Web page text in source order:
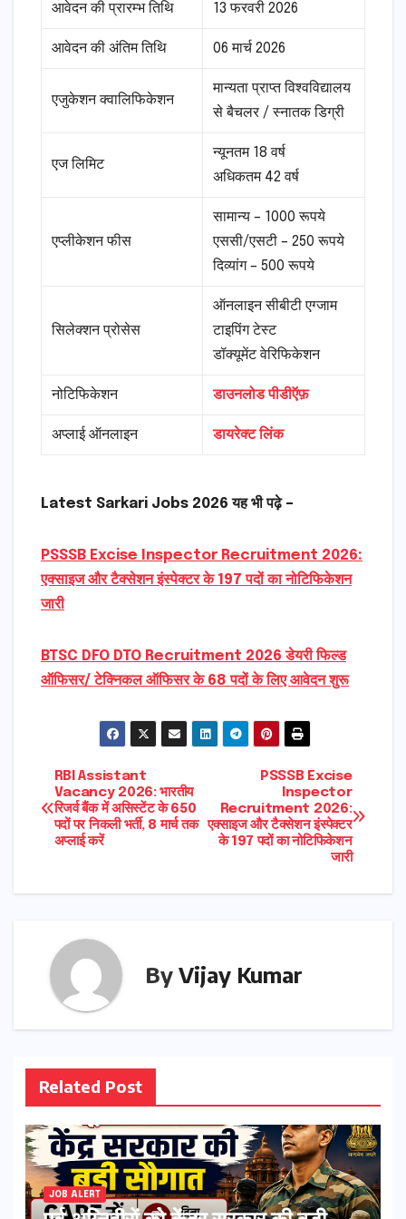
आवेदन की प्रारम्भ तिथि 13 फरवरी 2026
आवेदन की अंतिम तिथि 06 मार्च 2026
एजुकेशन क्वालिफिकेशन
मान्यता प्राप्त विश्वविद्यालय
से बैचलर / स्नातक डिग्री
एज लिमिट
न्यूनतम 18 वर्ष
अधिकतम 42 वर्ष
एप्लीकेशन फीस
सामान्य – 1000 रूपये
एससी/एसटी – 250 रूपये
दिव्यांग – 500 रूपये
सिलेक्शन प्रोसेस
ऑनलाइन सीबीटी एग्जाम
टाइपिंग टेस्ट
डॉक्यूमेंट वेरिफिकेशन
नोटिफिकेशन डाउनलोड पीडीऍफ़
अप्लाई ऑनलाइन डायरेक्ट लिंक
Latest Sarkari Jobs 2026 यह भी पढ़े –
PSSSB Excise Inspector Recruitment 2026:
एक्साइज और टैक्सेशन इंस्पेक्टर के 197 पदों का नोटिफिकेशन
जारी
BTSC DFO DTO Recruitment 2026 डेयरी फिल्ड
ऑफिसर/ टेक्निकल ऑफिसर के 68 पदों के लिए आवेदन शुरू
Post
navigation
PSSSB Excise
Inspector
Recruitment 2026:
एक्साइज और टैक्सेशन इंस्पेक्टर
के 197 पदों का नोटिफिकेशन
जारी
RBI Assistant
Vacancy 2026: भारतीय
रिजर्व बैंक में असिस्टेंट के 650
पदों पर निकली भर्ती, 8 मार्च तक
अप्लाई करें
By Vijay Kumar
Related Post
JOB ALERT